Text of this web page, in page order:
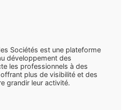
Sociétés est une plateforme
développement des
les professionnels à des
plus de visibilité et des
grandir leur activité.